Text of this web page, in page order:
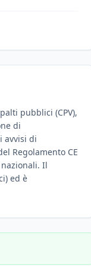
pubblici (CPV),
di
avvisi di
Regolamento CE
Il
ed è